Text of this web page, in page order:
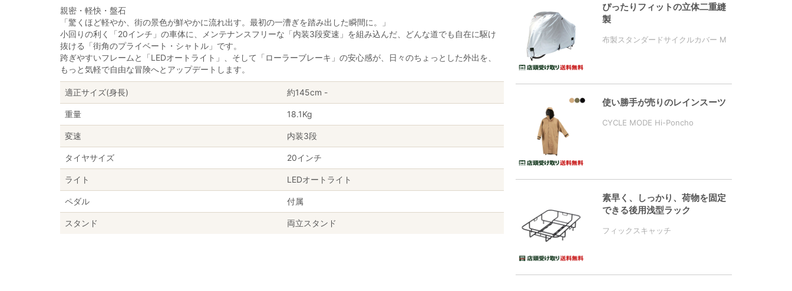
親密・軽快・盤石
「驚くほど軽やか、街の景色が鮮やかに流れ出す。最初の一漕ぎを踏み出した瞬間に。」
小回りの利く「20インチ」の車体に、メンテナンスフリーな「内装3段変速」を組み込んだ、どんな道でも自在に駆け
抜ける「街角のプライベート・シャトル」です。
跨ぎやすいフレームと「LEDオートライト」、そして「ローラーブレーキ」の安心感が、日々のちょっとした外出を、
もっと気軽で自由な冒険へとアップデートします。
適正サイズ(身長) 約145cm -
重量 18.1Kg
変速 内装3段
タイヤサイズ 20インチ
ライト LEDオートライト
ペダル 付属
スタンド 両立スタンド
ぴったりフィットの立体二重縫
製
布製スタンダードサイクルカバー M
使い勝手が売りのレインスーツ
CYCLE MODE Hi-Poncho
素早く、しっかり、荷物を固定
できる後用浅型ラック
フィックスキャッチ